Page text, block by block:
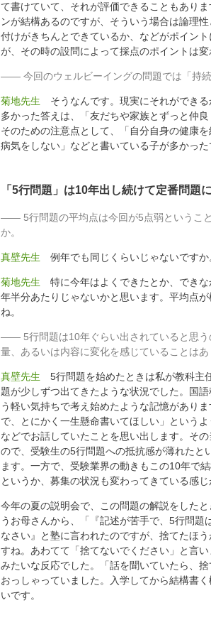
て書けていて、それが評価できることもあり
ンが結構あるのですが、そういう場合は論理
付けがきちんとできているか、などがポイン
が、その時の設問によって採点のポイントは変
今回のウェルビーイングの問題では「持
菊地先生 そうなんです。現実にそれができ
多かった答えは、「友だちや家族とずっと仲
そのための注意点として、「自分自身の健康
病気をしない」などと書いている子が多かった
「5行問題」は10年出し続けて定番問題に
5行問題の平均点は今回が5点弱というこ
か。
真壁先生 例年でも同じくらいじゃないですか
菊地先生 特に今年はよくできたとか、でき
年半分あたりじゃないかと思います。平均点
ね。
5行問題は10年ぐらい出されていると思
量、あるいは内容に変化を感じていることはあ
真壁先生 5行問題を始めたときは私が教科主
題が少しずつ出てきたような状況でした。国
う軽い気持ちで考え始めたような記憶があり
で、とにかく一生懸命書いてほしい」という
などでお話していたことを思い出します。そ
ので、受験生の5行問題への抵抗感が薄れたと
ます。一方で、受験業界の動きもこの10年で
というか、募集の状況も変わってきている感じ
今年の夏の説明会で、この問題の解説をした
うお母さんから、「『記述が苦手で、5行問題
なさい』と塾に言われたのですが、捨てたほ
すね。あわてて「捨てないでください」と言
みたいな反応でした。「話を聞いていたら、
おっしゃっていました。入学してから結構書
いです。